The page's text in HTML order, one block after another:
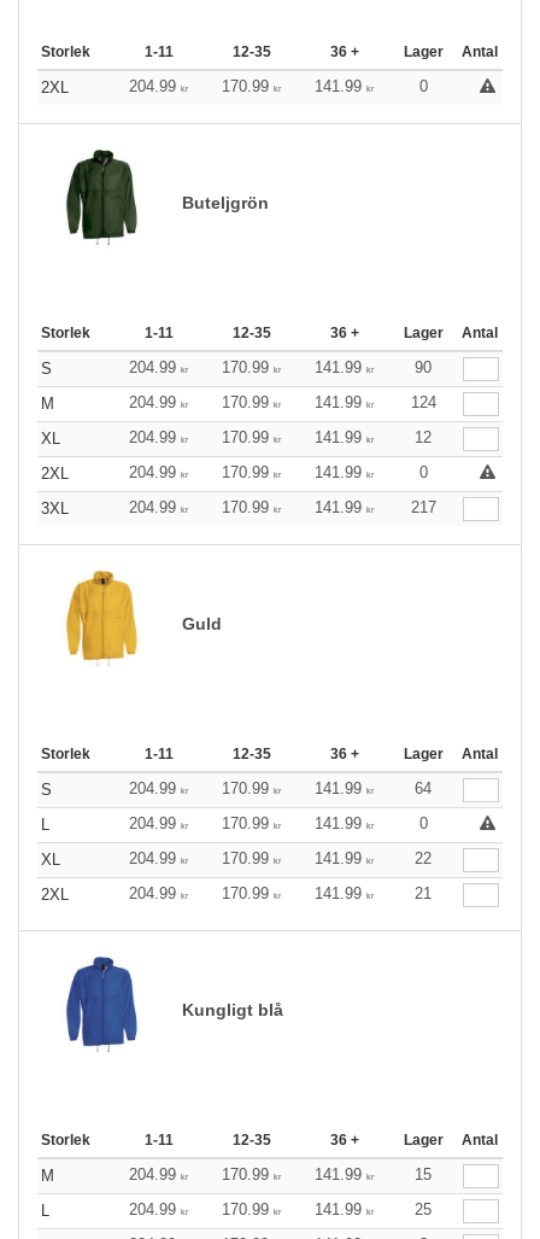
Storlek 1-11 12-35 36 + Lager Antal
2XL 204.99 kr 170.99 kr 141.99 kr 0
Buteljgrön
Storlek 1-11 12-35 36 + Lager Antal
S 204.99 kr 170.99 kr 141.99 kr
90
M
204.99 kr 170.99 kr 141.99 kr
124
XL
204.99 kr 170.99 kr 141.99 kr
12
2XL
204.99 kr 170.99 kr 141.99 kr
0
3XL
204.99 kr 170.99 kr 141.99 kr 217
Guld
Storlek 1-11 12-35 36 + Lager Antal
S 204.99 kr 170.99 kr 141.99 kr
64
L
204.99 kr 170.99 kr 141.99 kr
0
XL
204.99 kr 170.99 kr 141.99 kr
22
2XL
204.99 kr 170.99 kr 141.99 kr 21
Kungligt blå
Storlek 1-11 12-35 36 + Lager Antal
M 204.99 kr 170.99 kr 141.99 kr
15
L
204.99 kr 170.99 kr 141.99 kr
25